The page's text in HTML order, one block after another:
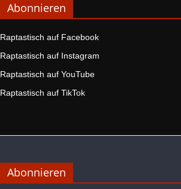
Abonnieren
Raptastisch auf Facebook
Raptastisch auf Instagram
Raptastisch auf YouTube
Raptastisch auf TikTok
Abonnieren